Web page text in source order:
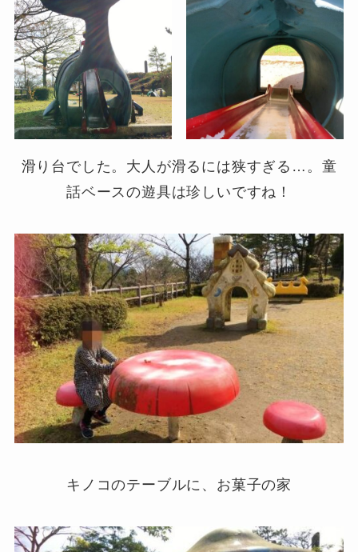
滑り台でした。大人が滑るには狭すぎる…。童
話ベースの遊具は珍しいですね！
キノコのテーブルに、お菓子の家